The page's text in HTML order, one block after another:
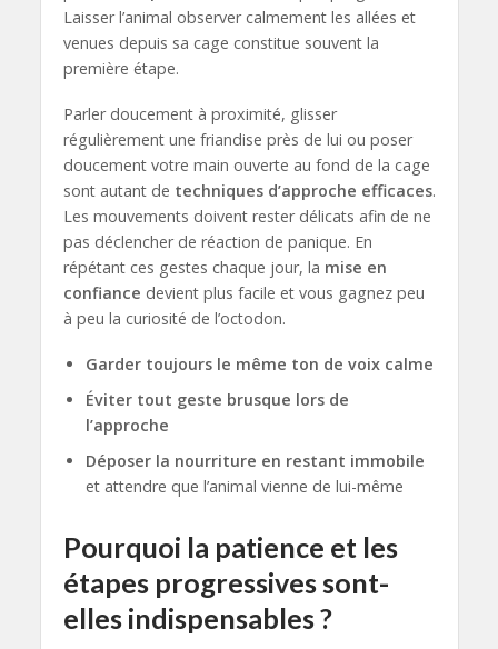
Laisser l’animal observer calmement les allées et
venues depuis sa cage constitue souvent la
première étape.
Parler doucement à proximité, glisser
régulièrement une friandise près de lui ou poser
doucement votre main ouverte au fond de la cage
sont autant de techniques d’approche efficaces.
Les mouvements doivent rester délicats afin de ne
pas déclencher de réaction de panique. En
répétant ces gestes chaque jour, la mise en
confiance devient plus facile et vous gagnez peu
à peu la curiosité de l’octodon.
Garder toujours le même ton de voix calme
Éviter tout geste brusque lors de
l’approche
Déposer la nourriture en restant immobile
et attendre que l’animal vienne de lui-même
Pourquoi la patience et les
étapes progressives sont-
elles indispensables ?